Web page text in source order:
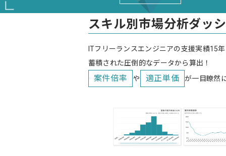
スキル別市場分析ダッ
ITフリーランスエンジニアの支援実績15
蓄積された圧倒的なデータから算出！
案件倍率 や 適正単価 が一目瞭然